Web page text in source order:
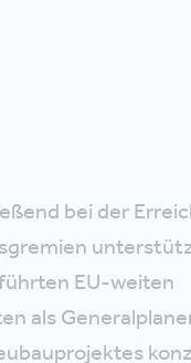
bei der
EU-weiten
als